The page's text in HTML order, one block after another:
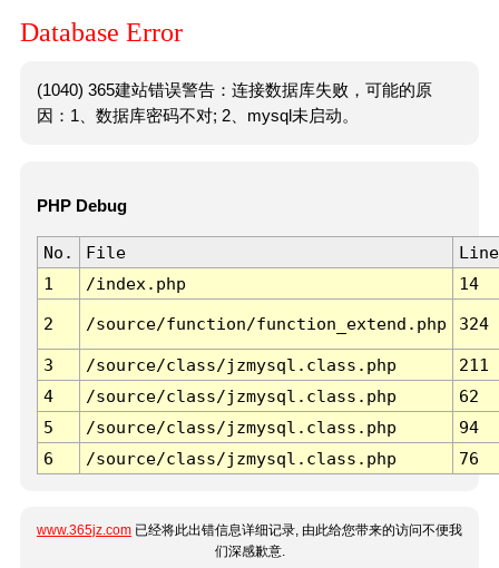
Database Error
(1040) 365建站错误警告：连接数据库失败，可能的原
因：1、数据库密码不对; 2、mysql未启动。
PHP Debug
No. File
Line
1
/index.php 14
2 /source/function/function_extend.php 324
3 /source/class/jzmysql.class.php
211
4
/source/class/jzmysql.class.php
62
5
/source/class/jzmysql.class.php
94
6
/source/class/jzmysql.class.php 76
www.365jz.com 已经将此出错信息详细记录, 由此给您带来的访问不便我
们深感歉意.